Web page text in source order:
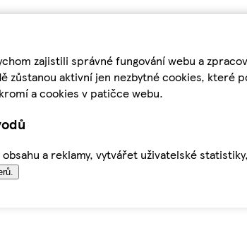
zajistili správné fungování webu a
aktivní jen nezbytné cookies, které
a cookies v patičce webu.
a reklamy, vytvářet uživatelské